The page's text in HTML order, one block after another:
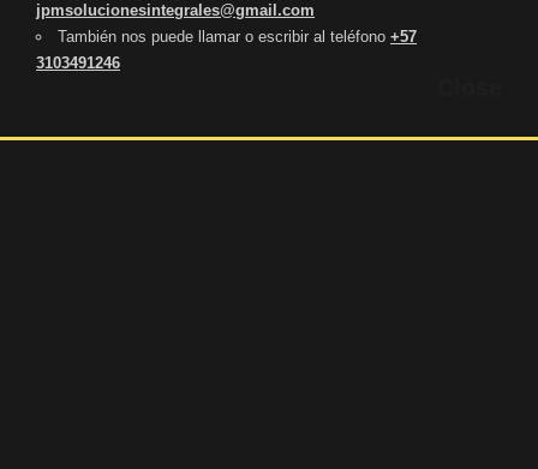
jpmsolucionesintegrales@gmail.com
También nos puede llamar o escribir al teléfono +57
3103491246